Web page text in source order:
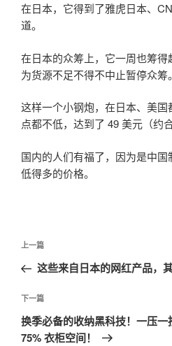
在日本，它得到了雅虎日本、
道。
在日本的众筹上，它一周也筹
为货源不足不得不中止暂停众筹。
这样一个小钢炮，在日本、美
点都不低，达到了 49 美元（约
国内的人们有福了，因为是中
低得多的价格。
文
导
航
上
一
文
章
上一篇
这些来自日本的网红产品，
下
一
篇
下一篇
换季必备的收纳黑科技！一压
75% 衣柜空间！